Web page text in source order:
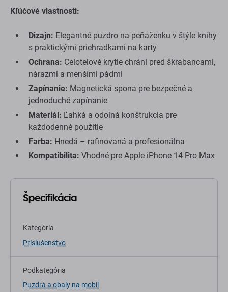
Kľúčové vlastnosti:
Dizajn: Elegantné puzdro na peňaženku v štýle knihy
s praktickými priehradkami na karty
Ochrana: Celotelové krytie chráni pred škrabancami,
nárazmi a menšími pádmi
Zapínanie: Magnetická spona pre bezpečné a
jednoduché zapínanie
Materiál: Ľahká a odolná konštrukcia pre
každodenné použitie
Farba: Hnedá – rafinovaná a profesionálna
Kompatibilita: Vhodné pre Apple iPhone 14 Pro Max
Špecifikácia
Kategória
Príslušenstvo
Podkategória
Puzdrá a obaly na mobil